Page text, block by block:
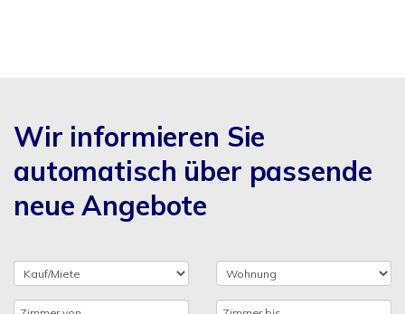
Wir informieren Sie
automatisch über passende
neue Angebote